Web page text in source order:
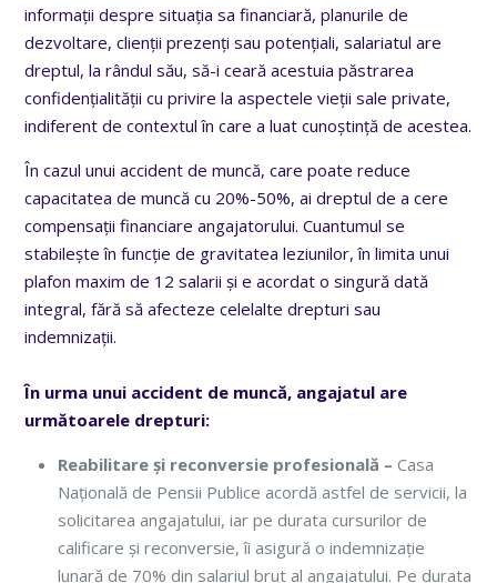
informații despre situația sa financiară, planurile de
dezvoltare, clienții prezenți sau potențiali, salariatul are
dreptul, la rândul său, să-i ceară acestuia păstrarea
confidențialității cu privire la aspectele vieții sale private,
indiferent de contextul în care a luat cunoștință de acestea.
În cazul unui accident de muncă,care poate reduce
capacitatea de muncă cu 20%-50%, ai dreptul de a cere
compensații financiare angajatorului. Cuantumul se
stabilește în funcție de gravitatea leziunilor, în limita unui
plafon maxim de 12 salarii și e acordat o singură dată
integral, fără să afecteze celelalte drepturi sau
indemnizații.
În urma unui accident de muncă, angajatul are
următoarele drepturi:
Reabilitare și reconversie profesională –Casa
Națională de Pensii Publice acordă astfel de servicii, la
solicitarea angajatului, iar pe durata cursurilor de
calificare și reconversie, îi asigură o indemnizație
lunară de 70% din salariul brut al angajatului. Pe durata